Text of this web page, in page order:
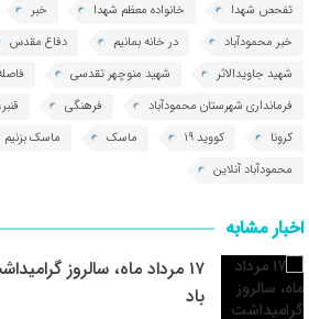
تفحص شهدا
خانواده معظم شهدا خبر
خبر محمودآباد
در خانه بمانیم دفاع مقدس
شهید جاویدالاثر
شهید منوچهر تقدسی
فرمانداری شهرستان محمودآباد
فرهنگی
کرونا
کووید 19 ماسک ماسک بزنیم
محمودآباد آنلاین
اخبار مشابه
۱۷ مرداد ماه، سالروز
باد